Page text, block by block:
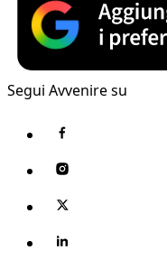
Segui Avvenire su